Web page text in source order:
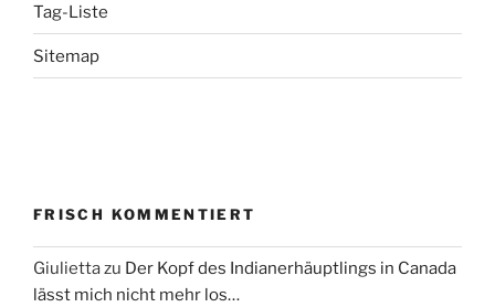
Tag-Liste
Sitemap
FRISCH KOMMENTIERT
Giuliettazu Der Kopf des Indianerhäuptlings in Canada
lässt mich nicht mehr los…